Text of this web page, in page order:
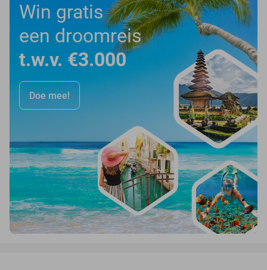
Win gratis
een droomreis
t.w.v. €3.000
Doe mee!